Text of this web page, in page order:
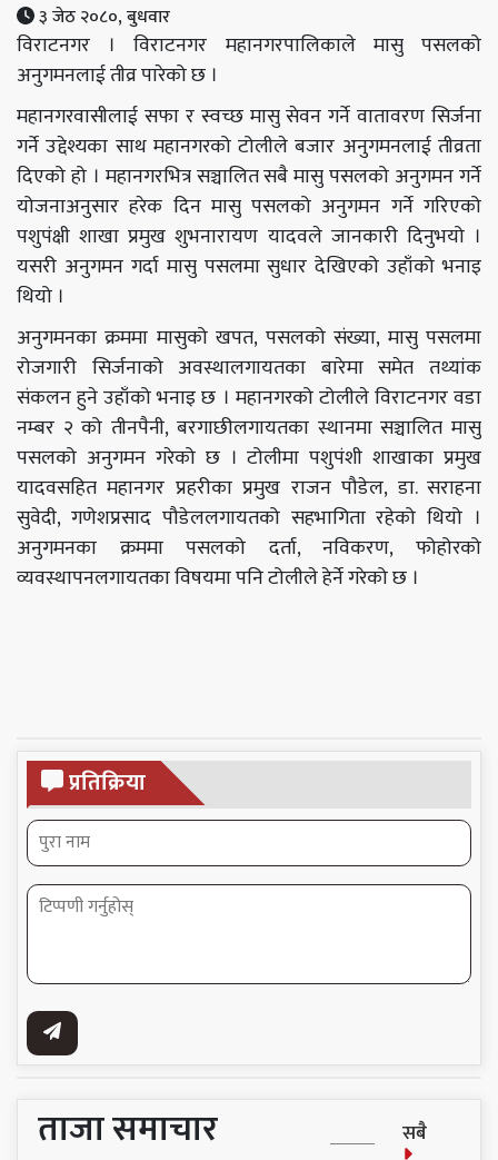
३ जेठ २०८०, बुधवार
विराटनगर । विराटनगर महानगरपालिकाले मासु पसलको
अनुगमनलाई तीव्र पारेको छ ।
महानगरवासीलाई सफा र स्वच्छ मासु सेवन गर्ने वातावरण सिर्जना
गर्ने उद्देश्यका साथ महानगरको टोलीले बजार अनुगमनलाई तीव्रता
दिएको हो । महानगरभित्र सञ्चालित सबै मासु पसलको अनुगमन गर्ने
योजनाअनुसार हरेक दिन मासु पसलको अनुगमन गर्ने गरिएको
पशुपंक्षी शाखा प्रमुख शुभनारायण यादवले जानकारी दिनुभयो ।
यसरी अनुगमन गर्दा मासु पसलमा सुधार देखिएको उहाँको भनाइ
थियो ।
अनुगमनका क्रममा मासुको खपत, पसलको संख्या, मासु पसलमा
रोजगारी सिर्जनाको अवस्थालगायतका बारेमा समेत तथ्यांक
संकलन हुने उहाँको भनाइ छ । महानगरको टोलीले विराटनगर वडा
नम्बर २ को तीनपैनी, बरगाछीलगायतका स्थानमा सञ्चालित मासु
पसलको अनुगमन गरेको छ । टोलीमा पशुपंशी शाखाका प्रमुख
यादवसहित महानगर प्रहरीका प्रमुख राजन पौडेल, डा. सराहना
सुवेदी, गणेशप्रसाद पौडेललगायतको सहभागिता रहेको थियो ।
अनुगमनका क्रममा पसलको दर्ता, नविकरण, फोहोरको
व्यवस्थापनलगायतका विषयमा पनि टोलीले हेर्ने गरेको छ ।
प्रतिक्रिया
ताजा समाचार सबै